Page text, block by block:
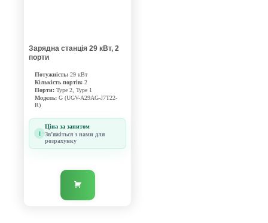
Зарядна станція 29 кВт, 2
порти
Потужність: 29 кВт
Кількість портів: 2
Порти: Type 2, Type 1
Модель: G (UGV-A29AG-J7T22-
R)
i
Ціна за запитом
Звʼяжіться з нами для
розрахунку